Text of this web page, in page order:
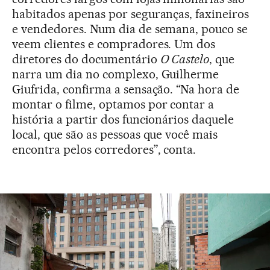
habitados apenas por seguranças, faxineiros
e vendedores. Num dia de semana, pouco se
veem clientes e compradores. Um dos
diretores do documentário O Castelo, que
narra um dia no complexo, Guilherme
Giufrida, confirma a sensação. “Na hora de
montar o filme, optamos por contar a
história a partir dos funcionários daquele
local, que são as pessoas que você mais
encontra pelos corredores”, conta.